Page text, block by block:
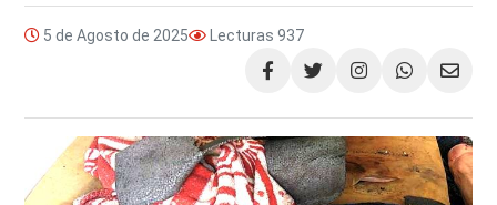
5 de Agosto de 2025 Lecturas 937
Compartir